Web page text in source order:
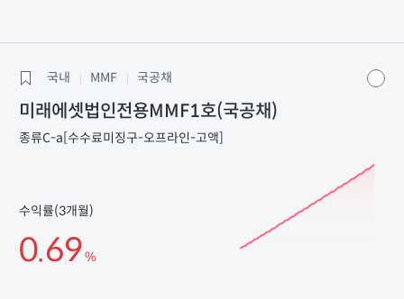
국내 MMF 국공채
미래에셋법인전용MMF1호(국공채)
종류C-a[수수료미징구-오프라인-고액]
수익률(3개월)
0.69%